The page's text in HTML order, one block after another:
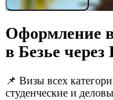
Оформление
в Безье
📌 Визы всех
студенческие и